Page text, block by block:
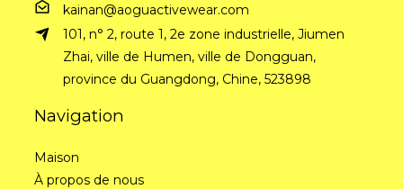
kainan@aoguactivewear.com
101, n° 2, route 1, 2e zone industrielle, Jiumen
Zhai, ville de Humen, ville de Dongguan,
province du Guangdong, Chine, 523898
Navigation
Maison
À propos de nous